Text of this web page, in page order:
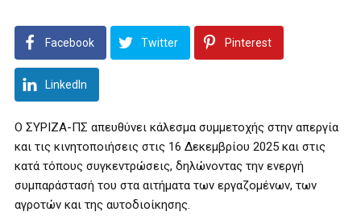
Facebook Twitter Pinterest
LinkedIn
Ο ΣΥΡΙΖΑ-ΠΣ απευθύνει κάλεσμα συμμετοχής στην απεργία
και τις κινητοποιήσεις στις 16 Δεκεμβρίου 2025 και στις
κατά τόπους συγκεντρώσεις, δηλώνοντας την ενεργή
συμπαράστασή του στα αιτήματα των εργαζομένων, των
αγροτών και της αυτοδιοίκησης.